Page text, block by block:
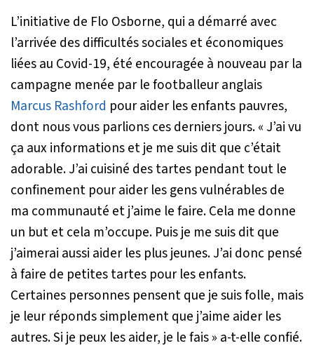
L’initiative de Flo Osborne, qui a démarré avec
l’arrivée des difficultés sociales et économiques
liées au Covid-19, été encouragée à nouveau par la
campagne menée par le footballeur anglais
Marcus Rashford pour aider les enfants pauvres,
dont nous vous parlions ces derniers jours.« J’ai vu
ça aux informations et je me suis dit que c’était
adorable. J’ai cuisiné des tartes pendant tout le
confinement pour aider les gens vulnérables de
ma communauté et j’aime le faire. Cela me donne
un but et cela m’occupe. Puis je me suis dit que
j’aimerai aussi aider les plus jeunes. J’ai donc pensé
à faire de petites tartes pour les enfants.
Certaines personnes pensent que je suis folle, mais
je leur réponds simplement que j’aime aider les
autres. Si je peux les aider, je le fais » a-t-elle confié.